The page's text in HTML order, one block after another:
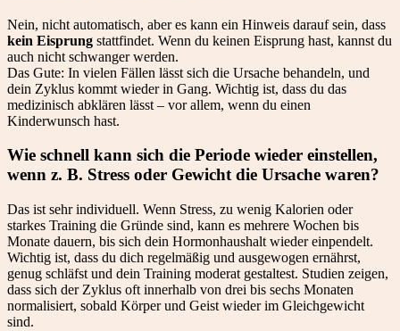
Nein, nicht automatisch, aber es kann ein Hinweis darauf sein, dass
kein Eisprung stattfindet. Wenn du keinen Eisprung hast, kannst du
auch nicht schwanger werden.
Das Gute: In vielen Fällen lässt sich die Ursache behandeln, und
dein Zyklus kommt wieder in Gang. Wichtig ist, dass du das
medizinisch abklären lässt – vor allem, wenn du einen
Kinderwunsch hast.
Wie schnell kann sich die Periode wieder einstellen,
wenn z. B. Stress oder Gewicht die Ursache waren?
Das ist sehr individuell. Wenn Stress, zu wenig Kalorien oder
starkes Training die Gründe sind, kann es mehrere Wochen bis
Monate dauern, bis sich dein Hormonhaushalt wieder einpendelt.
Wichtig ist, dass du dich regelmäßig und ausgewogen ernährst,
genug schläfst und dein Training moderat gestaltest. Studien zeigen,
dass sich der Zyklus oft innerhalb von drei bis sechs Monaten
normalisiert, sobald Körper und Geist wieder im Gleichgewicht
sind.